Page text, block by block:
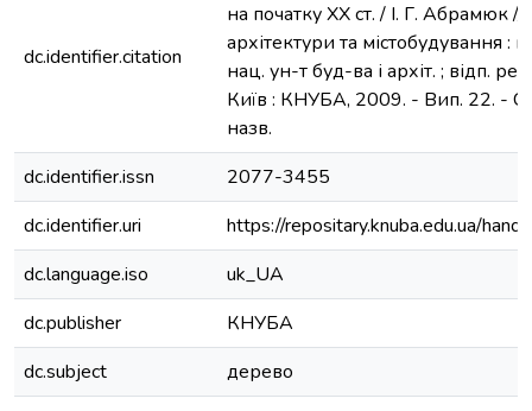
dc.identifier.citation
на початку ХХ ст. / І. Г. Абрамюк
архітектури та містобудування :
нац. ун-т буд-ва і архіт. ; відп.
Київ : КНУБА, 2009. - Вип. 22. - С.
назв.
dc.identifier.issn
2077-3455
dc.identifier.uri
https://repositary.knuba.edu.ua/
dc.language.iso
uk_UA
dc.publisher
КНУБА
dc.subject
дерево